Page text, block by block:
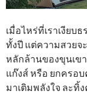
เมื่อไหร่ที่เราเงียบ
ทั้งปี แต่ความสวยจ
หลักล้านของขุนเข
แก๊งส์ หรือ ยกครอ
มาเติมพลังใจ ละทิ้